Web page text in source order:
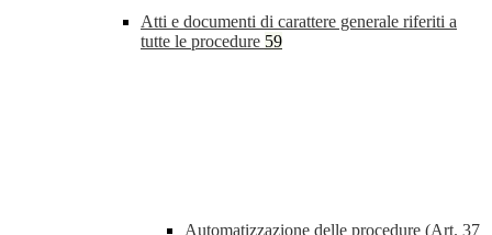
Atti e documenti di carattere generale riferiti a
tutte le procedure 59
Automatizzazione delle procedure (Art. 37